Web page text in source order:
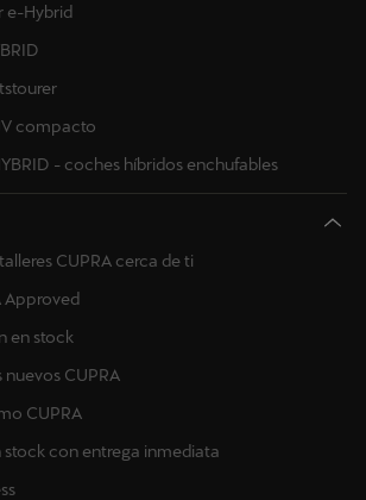
e-Hybrid
compacto
- coches híbridos enchufables
CUPRA cerca de ti
Approved
en stock
CUPRA
CUPRA
stock con entrega inmediata